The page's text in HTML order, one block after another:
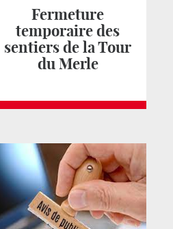
Fermeture
temporaire des
sentiers de la Tour
du Merle